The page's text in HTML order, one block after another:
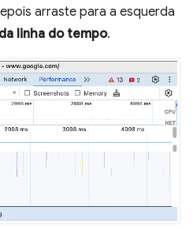
arraste para a esquerda
linha do tempo.